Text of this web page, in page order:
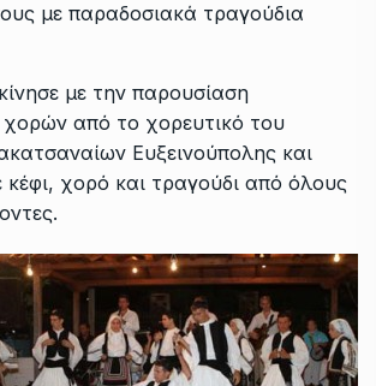
με παραδοσιακά τραγούδια
με την παρουσίαση
από το χορευτικό του
Ευξεινούπολης και
κέφι, χορό και τραγούδι από όλους